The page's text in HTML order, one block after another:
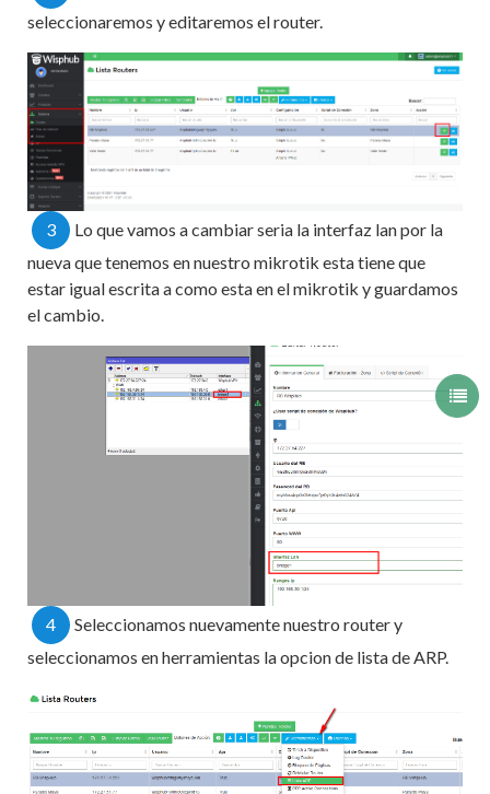
seleccionaremos y editaremos el router.
3
Lo que vamos a cambiar seria la interfaz lan por la
nueva que tenemos en nuestro mikrotik esta tiene que
estar igual escrita a como esta en el mikrotik y guardamos
el cambio.
4
Seleccionamos nuevamente nuestro router y
seleccionamos en herramientas la opcion de lista de ARP.